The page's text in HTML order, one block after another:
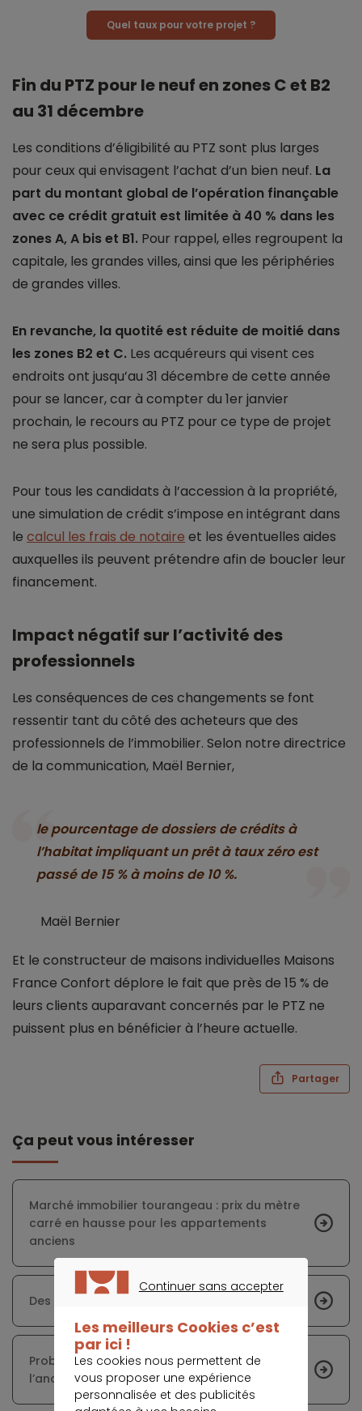
Quel taux pour votre projet ?
Fin du PTZ pour le neuf en zones C et B2
au 31 décembre
Les conditions d’éligibilité au PTZ sont plus larges
pour ceux qui envisagent l’achat d’un bien neuf. La
part du montant global de l’opération finançable
avec ce crédit gratuit est limitée à 40 % dans les
zones A, A bis et B1. Pour rappel, elles regroupent la
capitale, les grandes villes, ainsi que les périphéries
de grandes villes.
En revanche, la quotité est réduite de moitié dans
les zones B2 et C. Les acquéreurs qui visent ces
endroits ont jusqu’au 31 décembre de cette année
pour se lancer, car à compter du 1er janvier
prochain, le recours au PTZ pour ce type de projet
ne sera plus possible.
Pour tous les candidats à l’accession à la propriété,
une simulation de crédit s’impose en intégrant dans
le calcul les frais de notaire et les éventuelles aides
auxquelles ils peuvent prétendre afin de boucler leur
financement.
Impact négatif sur l’activité des
professionnels
Les conséquences de ces changements se font
ressentir tant du côté des acheteurs que des
professionnels de l’immobilier. Selon notre directrice
de la communication, Maël Bernier,
le pourcentage de dossiers de crédits à
l’habitat impliquant un prêt à taux zéro est
passé de 15 % à moins de 10 %.
Maël Bernier
Et le constructeur de maisons individuelles Maisons
France Confort déplore le fait que près de 15 % de
leurs clients auparavant concernés par le PTZ ne
puissent plus en bénéficier à l’heure actuelle.
Partager
Ça peut vous intéresser
Marché immobilier ‎tourangeau : prix du mètre
carré en hausse pour les appartements
anciens
Des perspectives limitées pour l’année 2019
Probable ralentissement des ventes dans
l’ancien en 2019
Continuer sans accepter
Les meilleurs Cookies c’est
par ici !
Les cookies nous permettent de
vous proposer une expérience
personnalisée et des publicités